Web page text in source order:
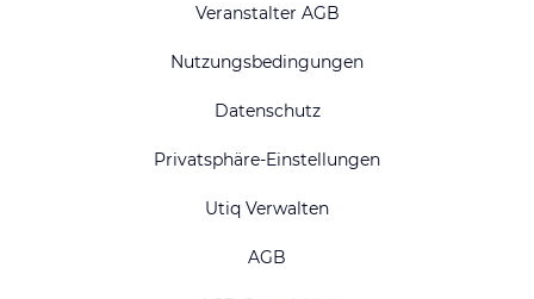
Veranstalter AGB
Nutzungsbedingungen
Datenschutz
Privatsphäre-Einstellungen
Utiq Verwalten
AGB